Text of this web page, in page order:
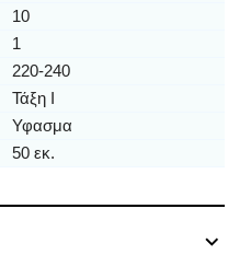
10
1
220-240
Τάξη Ι
Υφασμα
50 εκ.